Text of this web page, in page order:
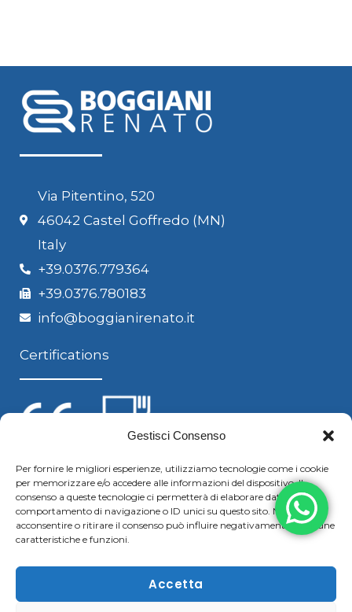
Gestisci Consenso
Per fornire le migliori esperienze, utilizziamo tecnologie come i cookie
per memorizzare e/o accedere alle informazioni del dispositivo. Il
consenso a queste tecnologie ci permetterà di elaborare dati come il
comportamento di navigazione o ID unici su questo sito. Non
acconsentire o ritirare il consenso può influire negativamente su alcune
caratteristiche e funzioni.
Accetta
Via Pitentino, 520
46042 Castel Goffredo (MN)
Italy
+39.0376.779364
+39.0376.780183
info@boggianirenato.it
Certifications
Follow us
F
Y
L
S
k